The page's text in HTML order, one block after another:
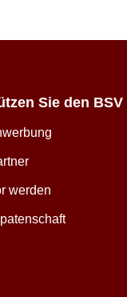
Sie den BSV
werden